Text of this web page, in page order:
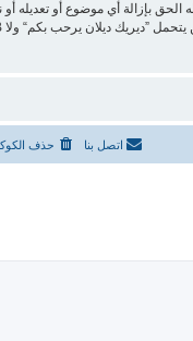
بإزالة أي موضوع أو تعديله
حذف اتصل بنا